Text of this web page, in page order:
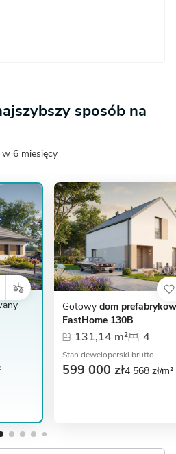
sposób na
6 miesięcy
Gotowy dom
FastHome 130B
131,14 m² 4
Stan deweloperski brutto
599 000 zł4 568 zł/m²